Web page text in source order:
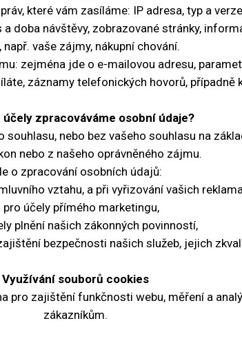
které vám zasíláme: IP adresa, typ a
doba návštěvy, zobrazované stránky,
např. vaše zájmy, nákupní chování.
zejména jde o e-mailovou adresu,
záznamy telefonických hovorů,
účely zpracováváme osobní údaje?
nebo bez vašeho souhlasu na
nebo z našeho oprávněného zájmu.
o zpracování osobních údajů:
vztahu, a při vyřizování vašich
pro účely přímého marketingu,
plnění našich zákonných povinností,
bezpečnosti našich služeb, jejich
Využívání souborů cookies
pro zajištění funkčnosti webu, měření a
zákazníkům.